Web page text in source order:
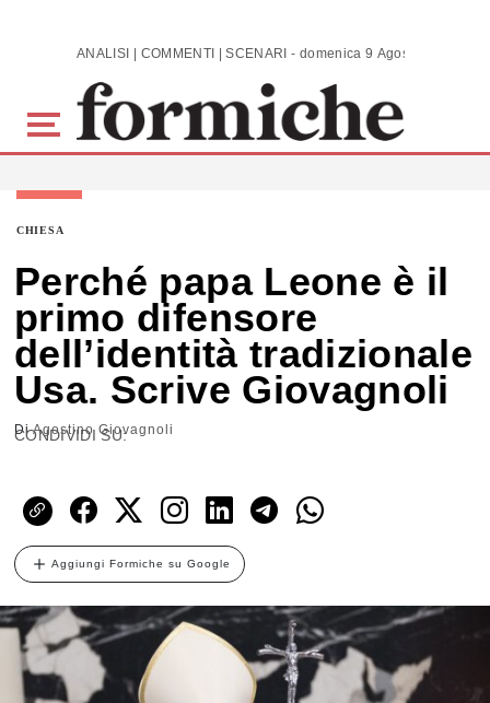
Skip to main content ANALISI | COMMENTI | SCENARI - domenica 9 Agosto 2026
CHIESA
Perché papa Leone è il
primo difensore
dell’identità tradizionale
Usa. Scrive Giovagnoli
DiAgostino Giovagnoli
CONDIVIDI SU:
Aggiungi Formiche su Google